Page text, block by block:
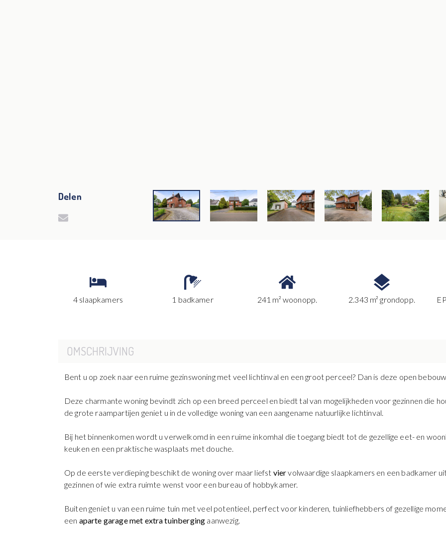
Delen
4 slaapkamers 1 badkamer 241 m² woonopp. 2.343 m² grondopp.
OMSCHRIJVING
Bent u op zoek naar een ruime gezinswoning met veel lichtinval en een groot perceel? Dan is deze open
Deze charmante woning bevindt zich op een breed perceel en biedt tal van mogelijkheden voor gezinnen die
de grote raampartijen geniet u in de volledige woning van een aangename natuurlijke lichtinval.
Bij het binnenkomen wordt u verwelkomd in een ruime inkomhal die toegang biedt tot de gezellige eet- en
keuken en een praktische wasplaats met douche.
Op de eerste verdieping beschikt de woning over maar liefst viervolwaardige slaapkamers en een badkamer
gezinnen of wie extra ruimte wenst voor een bureau of hobbykamer.
Buiten geniet u van een ruime tuin met veel potentieel, perfect voor kinderen, tuinliefhebbers of gezellige
een aparte garage met extra tuinberging aanwezig.